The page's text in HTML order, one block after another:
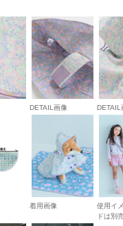
DETAIL画像 DETAIL
着用画像
使用イ
ドは別